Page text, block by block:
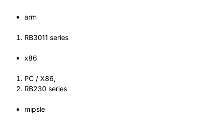
arm
RB3011 series
x86
PC / X86,
RB230 series
mipsle